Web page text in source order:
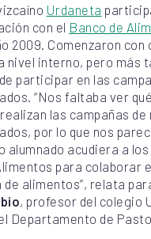
Urdaneta
con el Banco de
2009. Comenzaron con
nivel interno, pero más
participar en las
“Nos faltaba ver
las campañas
por lo que nos
alumnado acudiera a
para colaborar
de alimentos”, relata
, profesor del colegio
Departamento de